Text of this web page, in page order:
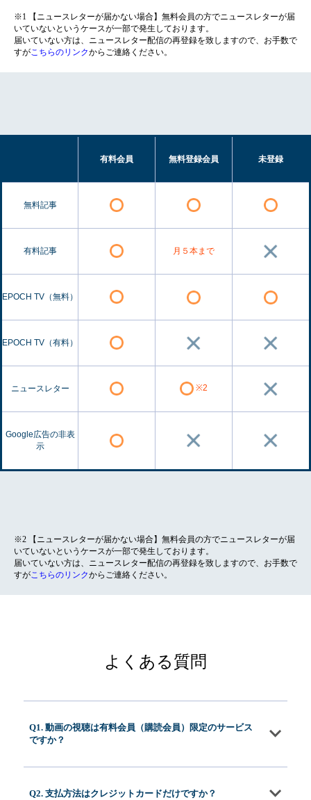
※1 【ニュースレターが届かない場合】無料会員の方でニュースレターが届
いていないというケースが一部で発生しております。
届いていない方は、ニュースレター配信の再登録を致しますので、お手数で
すがこちらのリンクからご連絡ください。
有料会員 無料登録会員 未登録
無料記事
有料記事 月５本まで
EPOCH TV（無料）
EPOCH TV（有料）
ニュースレター ※2
Google広告の非表
示
※2 【ニュースレターが届かない場合】無料会員の方でニュースレターが届
いていないというケースが一部で発生しております。
届いていない方は、ニュースレター配信の再登録を致しますので、お手数で
すがこちらのリンクからご連絡ください。
よくある質問
Q1. 動画の視聴は有料会員（購読会員）限定のサービス
ですか？
Q2. 支払方法はクレジットカードだけですか？